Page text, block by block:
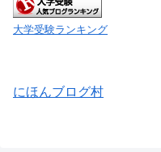
大学受験ランキング
にほんブログ村